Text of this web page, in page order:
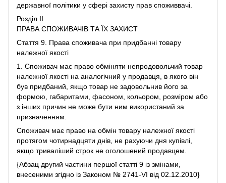
державної політики у сфері захисту прав споживвачі.
Розділ II
ПРАВА СПОЖИВАЧІВ ТА ЇХ ЗАХИСТ
Стаття 9. Права споживача при придбанні товару
належної якості
1. Споживач має право обміняти непродовольчий товар
належної якості на аналогічний у продавця, в якого він
був придбаний, якщо товар не задовольнив його за
формою, габаритами, фасоном, кольором, розміром або
з інших причин не може бути ним використаний за
призначенням.
Споживач має право на обмін товару належної якості
протягом чотирнадцяти днів, не рахуючи дня купівлі,
якщо триваліший строк не оголошений продавцем.
{Абзац другий частини першої статті 9 із змінами,
внесеними згідно із Законом № 2741-VI від 02.12.2010}